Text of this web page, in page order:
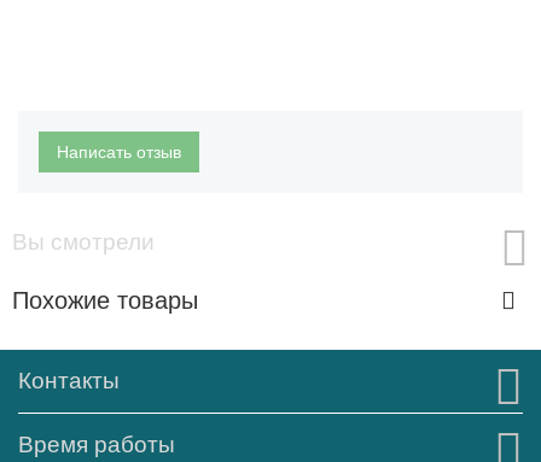
Написать отзыв
Вы смотрели
Похожие товары
Контакты
Время работы